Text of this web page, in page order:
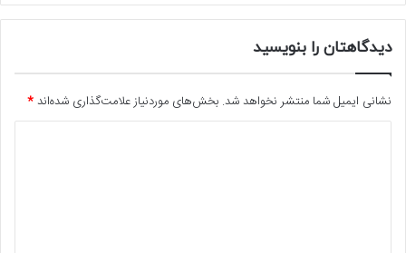
دیدگاهتان را بنویسید
نشانی ایمیل شما منتشر نخواهد شد. بخش‌های موردنیاز علامت‌گذاری شده‌اند*